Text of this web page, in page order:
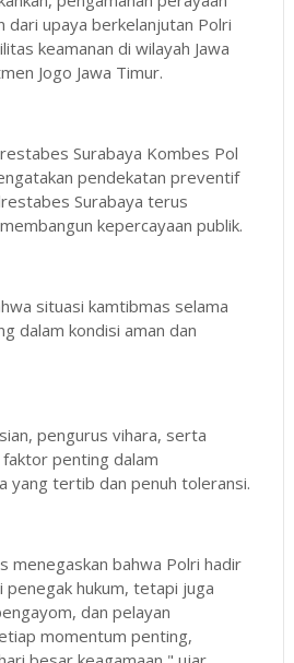
dari upaya berkelanjutan Polri
keamanan di wilayah Jawa
Jogo Jawa Timur.
Surabaya Kombes Pol
pendekatan preventif
Surabaya terus
kepercayaan publik.
situasi kamtibmas selama
dalam kondisi aman dan
pengurus vihara, serta
penting dalam
yang tertib dan penuh toleransi.
menegaskan bahwa Polri hadir
penegak hukum, tetapi juga
dan pelayan
momentum penting,